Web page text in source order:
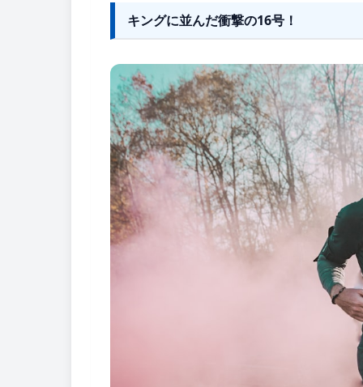
キングに並んだ衝撃の16号！